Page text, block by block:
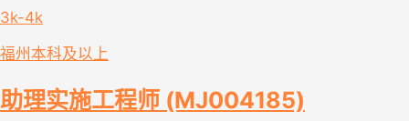
3k-4k
福州 本科及以上
助理实施工程师 (MJ004185)